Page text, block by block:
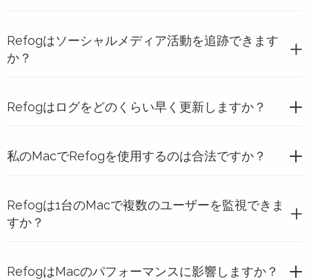
Refogはソーシャルメディア活動を追跡できます
か？
Refogはログをどのくらい早く更新しますか？
私のMacでRefogを使用するのは合法ですか？
Refogは1台のMacで複数のユーザーを監視できま
すか？
RefogはMacのパフォーマンスに影響しますか？